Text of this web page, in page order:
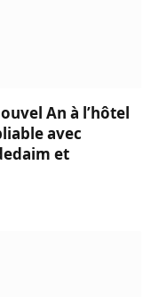
An à l’hôtel
avec
et